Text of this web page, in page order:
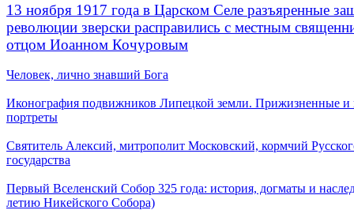
13 ноября 1917 года в Царском Селе разъяренные
революции зверски расправились с местным
отцом Иоанном Кочуровым
Человек, лично знавший Бога
Иконография подвижников Липецкой земли. Прижизненные и
портреты
Святитель Алексий, митрополит Московский, кормчий
государства
Первый Вселенский Собор 325 года: история, догматы и
летию Никейского Собора)